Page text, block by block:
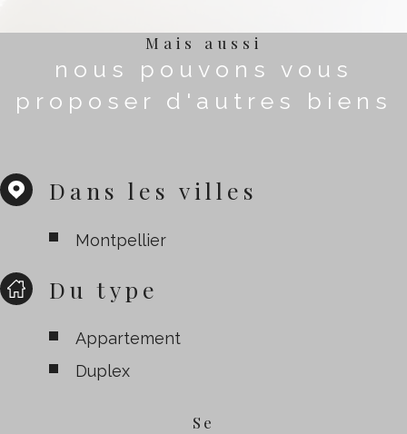
Mais aussi
nous pouvons vous
proposer d'autres biens
Dans les villes
Montpellier
Du type
Appartement
Duplex
Se